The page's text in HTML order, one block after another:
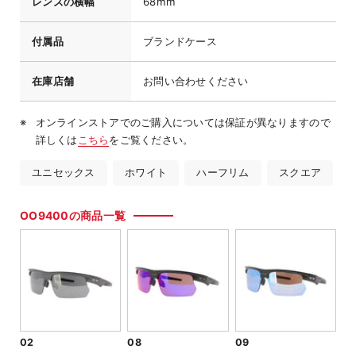
付属品 ブランドケース
在庫店舗 お問い合わせください
オンラインストアでのご購入については保証が異なりますので
詳しくは こちらをご覧ください。
ユニセックス ホワイト ハーフリム スクエア
OO9400の商品一覧
02 08 09